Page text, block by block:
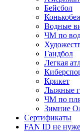
Бейсбол
Водные
ЧМ по
Гандбол
Легкая
Крикет
Лыжные
ЧМ по
Зимние
Сертификаты
FAN ID не